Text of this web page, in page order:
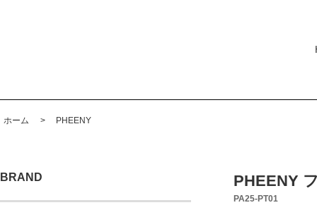
ホーム > PHEENY
BRAND PHEENY
PA25-PT01